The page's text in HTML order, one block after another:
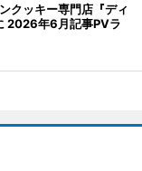
クッキー専門店『ディ
2026年6月記事PVラ